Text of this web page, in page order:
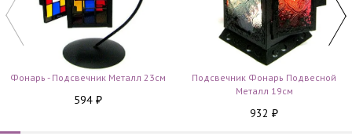
Фонарь - Подсвечник Металл 23см
594 ₽
Подсвечник Фонарь Подвесной
Металл 19см
932 ₽